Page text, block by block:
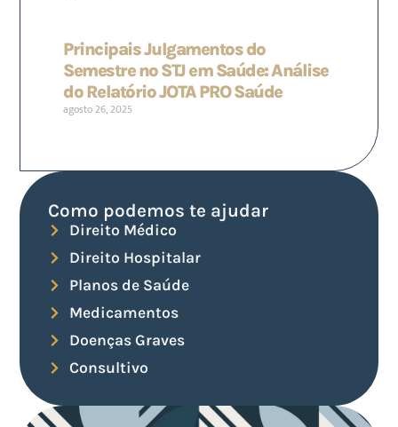
Principais Julgamentos do
Semestre no STJ em Saúde: Análise
do Relatório JOTA PRO Saúde
agosto 26, 2025
Como podemos te ajudar
Direito Médico
Direito Hospitalar
Planos de Saúde
Medicamentos
Doenças Graves
Consultivo